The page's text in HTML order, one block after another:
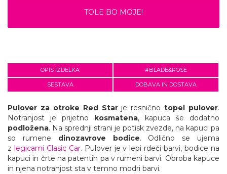
TOLE BO MOJE!
OPIS IZDELKA #BLADE&ROSE
SESTAVA DOBAVA IN DOSTAVA
Pulover za otroke Red Starje resničnotopel pulover.
Notranjost je prijetno
kosmatena, kapuca še dodatno
podložena. Na sprednji strani je potisk zvezde, na kapuci pa
so rumene dinozavrove bodice. Odlično se ujema
z egicami Clasic Car. Pulover je v lepi rdeči barvi, bodice na
kapuci in črte na patentih pa v rumeni barvi. Obroba kapuce
in njena notranjost sta v temno modri barvi.